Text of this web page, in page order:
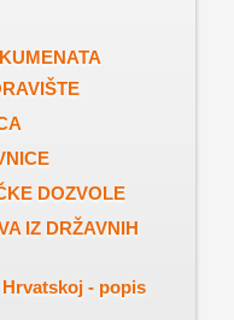
DOZVOLE
IZ DRŽAVNIH
- popis